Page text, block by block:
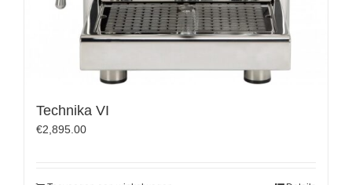
Technika VI
€2,895.00